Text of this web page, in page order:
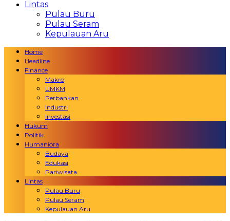
Lintas
Pulau Buru
Pulau Seram
Kepulauan Aru
Home
Headline
Finance
Makro
UMKM
Perbankan
Industri
Investasi
Hukum
Politik
Humaniora
Budaya
Edukasi
Pariwisata
Lintas
Pulau Buru
Pulau Seram
Kepulauan Aru